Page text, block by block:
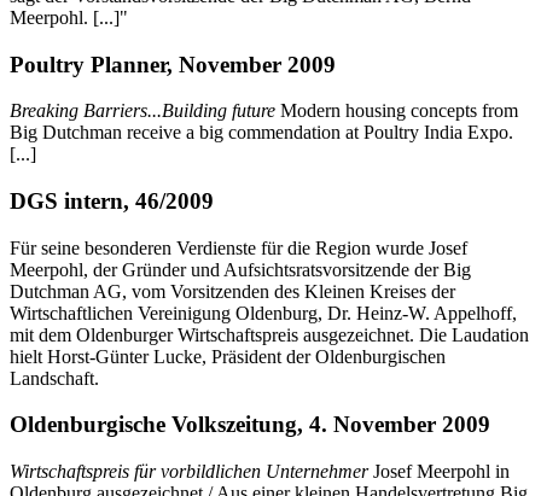
Meerpohl. [...]"
Poultry Planner, November 2009
Breaking Barriers...Building future Modern housing concepts from
Big Dutchman receive a big commendation at Poultry India Expo.
[...]
DGS intern, 46/2009
Für seine besonderen Verdienste für die Region wurde Josef
Meerpohl, der Gründer und Aufsichtsratsvorsitzende der Big
Dutchman AG, vom Vorsitzenden des Kleinen Kreises der
Wirtschaftlichen Vereinigung Oldenburg, Dr. Heinz-W. Appelhoff,
mit dem Oldenburger Wirtschaftspreis ausgezeichnet. Die Laudation
hielt Horst-Günter Lucke, Präsident der Oldenburgischen
Landschaft.
Oldenburgische Volkszeitung, 4. November 2009
Wirtschaftspreis für vorbildlichen UnternehmerJosef Meerpohl in